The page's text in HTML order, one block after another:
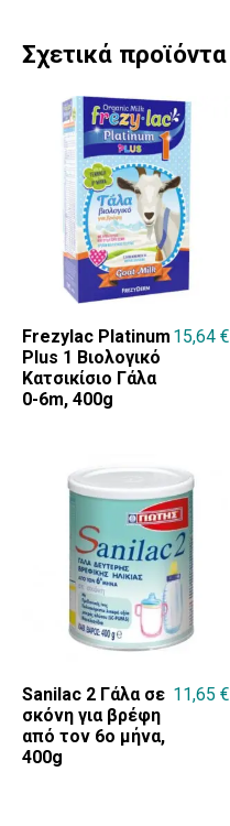
Σχετικά προϊόντα
Frezylac Platinum
Plus 1 Βιολογικό
Κατσικίσιο Γάλα
0-6m, 400g
15,64 €
Sanilac 2 Γάλα σε
σκόνη για βρέφη
από τον 6ο μήνα,
400g
11,65 €